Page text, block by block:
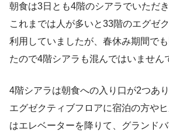
朝食は3日とも4階のシアラでいただき
これまでは人が多いと33階のエグゼ
利用していましたが、春休み期間で
たので4階シアラも混んではいません
4階シアラは朝食への入り口が2つあり
エグゼクティブフロアに宿泊の方や
はエレベーターを降りて、グランド